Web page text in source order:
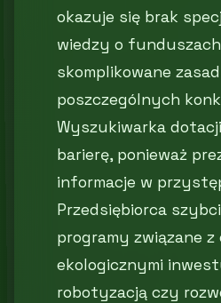
okazuje się brak
wiedzy o
skomplikowane
poszczególnych
Wyszukiwarka
barierę, ponieważ
informacje w
Przedsiębiorca
programy związane
ekologicznymi
robotyzacją czy